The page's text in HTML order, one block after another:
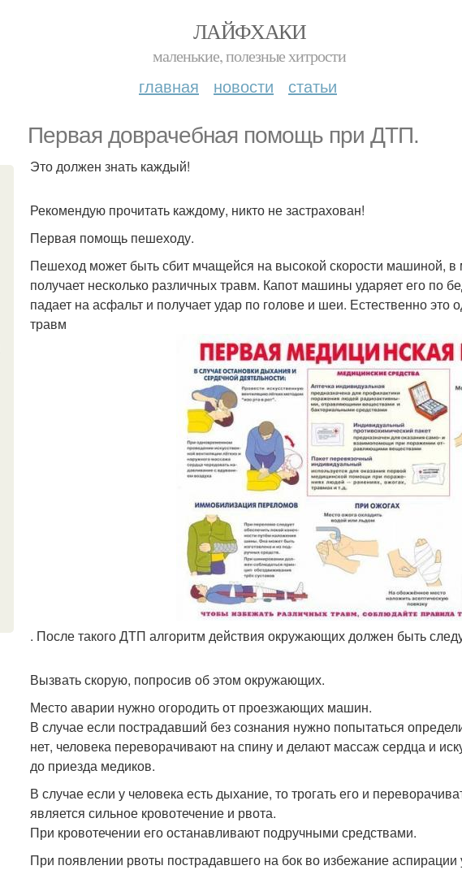
ЛАЙФХАКИ
маленькие, полезные хитрости
главная новости статьи
Первая доврачебная помощь при ДТП.
Это должен знать каждый!
Рекомендую прочитать каждому, никто не застрахован!
Первая помощь пешеходу.
Пешеход может быть сбит мчащейся на высокой скорости машиной,
получает несколько различных травм. Капот машины ударяет его по
падает на асфальт и получает удар по голове и шеи. Естественно это
травм
. После такого ДТП алгоритм действия окружающих должен быть
Вызвать скорую, попросив об этом окружающих.
Место аварии нужно огородить от проезжающих машин.
В случае если пострадавший без сознания нужно попытаться
нет, человека переворачивают на спину и делают массаж сердца и
до приезда медиков.
В случае если у человека есть дыхание, то трогать его и
является сильное кровотечение и рвота.
При кровотечении его останавливают подручными средствами.
При появлении рвоты пострадавшего на бок во избежание